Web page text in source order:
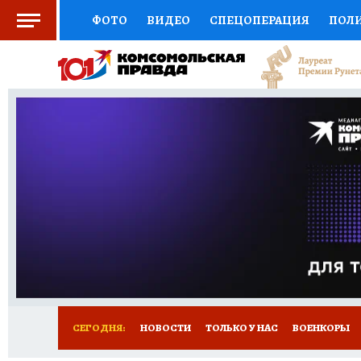
ФОТО ВИДЕО СПЕЦОПЕРАЦИЯ
СОЦПОДДЕРЖКА НАУКА СПОРТ
ВЫБОР ЭКСПЕРТОВ ДОКТОР
ПРОГНОЗЫ НА СПОРТ
НОВОЕ
СЕГОДНЯ: НОВОСТИ ТОЛЬКО У НАС ВОЕНКОРЫ